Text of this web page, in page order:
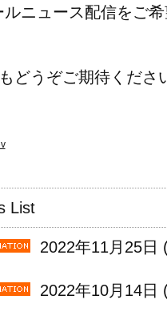
ニュース配信をご希
どうぞご期待くださ
List
2022年11月25日
2022年10月14日